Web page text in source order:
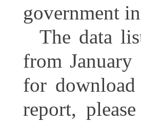
government
The data
from
for
report,